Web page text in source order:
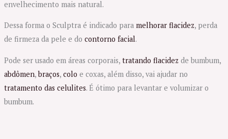
envelhecimento mais natural.
Dessa forma o Sculptra é indicado para melhorar flacidez, perda
de firmeza da pele e do contorno facial.
Pode ser usado em áreas corporais, tratando flacidez de bumbum,
abdômen,braços, colo e coxas, além disso, vai ajudar no
tratamento das celulites. É ótimo para levantar e volumizar o
bumbum.